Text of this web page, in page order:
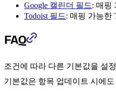
Google 캘린더 필드: 매핑
Todoist 필드: 매핑 가능한
FAQ
조건에 따라 다른 기본값을 설
기본값은 항목 업데이트 시에